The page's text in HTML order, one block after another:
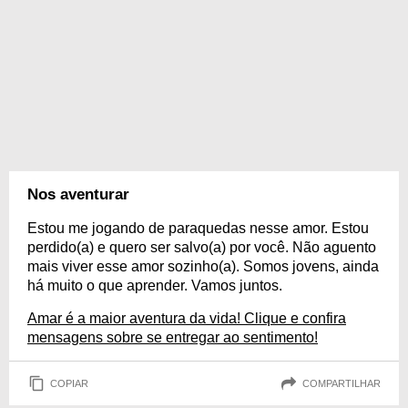
Nos aventurar
Estou me jogando de paraquedas nesse amor. Estou
perdido(a) e quero ser salvo(a) por você. Não aguento
mais viver esse amor sozinho(a). Somos jovens, ainda
há muito o que aprender. Vamos juntos.
Amar é a maior aventura da vida! Clique e confira
mensagens sobre se entregar ao sentimento!
COPIAR COMPARTILHAR